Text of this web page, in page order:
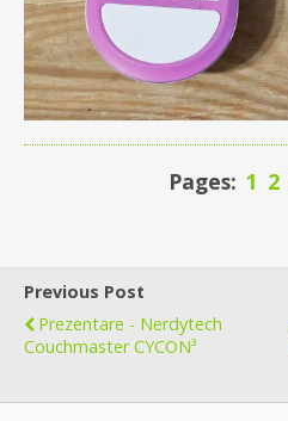
Pages: 1 2
Previous Post
Prezentare - Nerdytech
Couchmaster CYCON³